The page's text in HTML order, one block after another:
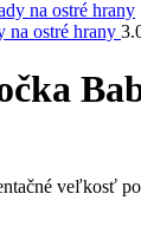
na ostré hrany
veľkosť